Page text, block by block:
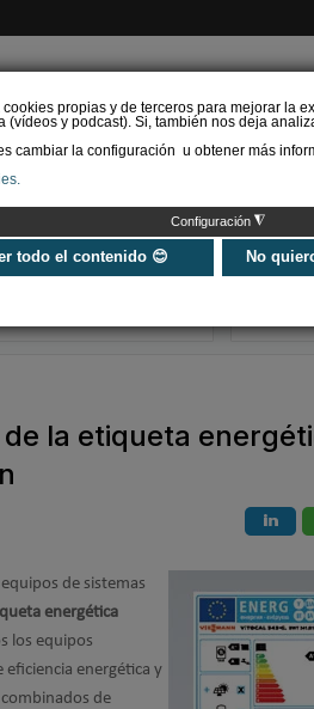
propias y de terceros para mejorar la
(vídeos y podcast). Si, también nos deja
cambiar la configuración u obtener más
Configuración ◮
todo el contenido 😊 No
o caldera de
ambos
la etiqueta
de sistemas
energética
los equipos
energética y
combinados de